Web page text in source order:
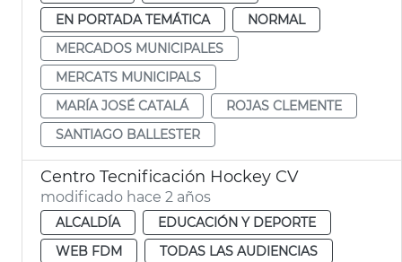
EN PORTADA TEMÁTICA
NORMAL
MERCADOS MUNICIPALES
MERCATS MUNICIPALS
MARÍA JOSÉ CATALÁ
ROJAS CLEMENTE
SANTIAGO BALLESTER
Centro Tecnificación Hockey CV
modificado hace 2 años
ALCALDÍA
EDUCACIÓN Y DEPORTE
WEB FDM
TODAS LAS AUDIENCIAS